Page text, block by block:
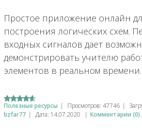
Простое приложение онлайн
построения логических схем.
входных сигналов дает
демонстрировать учителю
элементов в реальном времени.
Полезные ресурсы | Просмотров: 47746 |
bzfar77 | Дата: 14.07.2020 | Комментарии (0)